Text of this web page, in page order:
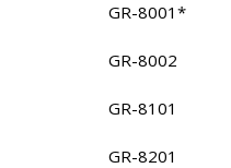
GR-8001*
GR-8002
GR-8101
GR-8201